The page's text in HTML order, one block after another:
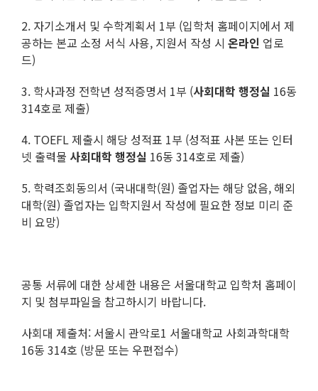
2. 자기소개서 및 수학계획서 1부 (입학처 홈페이지에서 제
공하는 본교 소정 서식 사용, 지원서 작성 시 온라인 업로
드)
3. 학사과정 전학년 성적증명서 1부 (사회대학 행정실 16동
314호로 제출)
4. TOEFL 제출시 해당 성적표 1부 (성적표 사본 또는 인터
넷 출력물 사회대학 행정실 16동 314호로 제출)
5. 학력조회동의서 (국내대학(원) 졸업자는 해당 없음, 해외
대학(원) 졸업자는 입학지원서 작성에 필요한 정보 미리 준
비 요망)
공통 서류에 대한 상세한 내용은 서울대학교 입학처 홈페이
지 및 첨부파일을 참고하시기 바랍니다.
사회대 제출처: 서울시 관악로1 서울대학교 사회과학대학
16동 314호 (방문 또는 우편접수)